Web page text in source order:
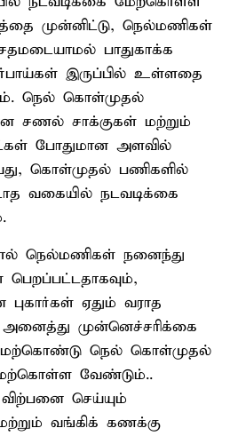
முன்னிட்டு, நெல்மணிகள்
பாதுகாக்க
இருப்பில் உள்ளதை
நெல் கொள்முதல்
சணல் சாக்குகள் மற்றும்
போதுமான அளவில்
கொள்முதல் பணிகளில்
வகையில் நடவடிக்கை
நெல்மணிகள் நனைந்து
பெறப்பட்டதாகவும்,
ஏதும் வராத
முன்னெச்சரிக்கை
நெல் கொள்முதல்
வேண்டும்..
செய்யும்
வங்கிக் கணக்கு